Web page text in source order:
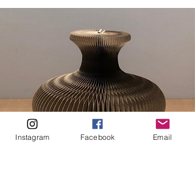
Instagram Facebook Email